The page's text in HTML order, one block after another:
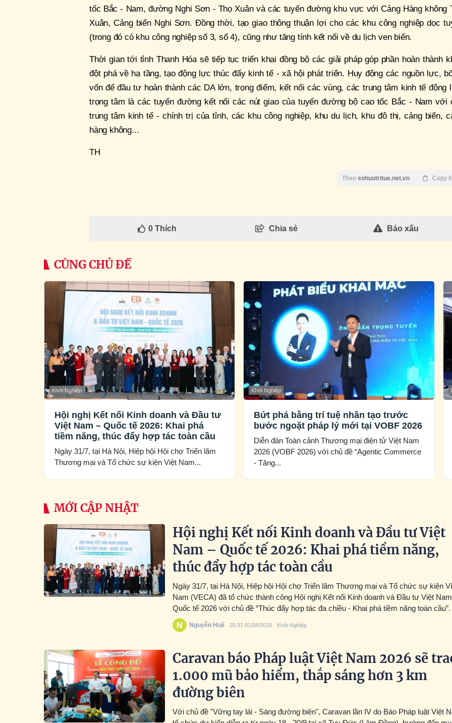
tốc Bắc - Nam, đường Nghi Sơn - Thọ Xuân và các tuyến đường khu vực với Cảng Hàng không
Xuân, Cảng biển Nghi Sơn. Đồng thời, tạo giao thông thuận lợi cho các khu công nghiệp dọc
(trong đó có khu công nghiệp số 3, số 4), cũng như tăng tính kết nối về du lịch ven biển.
Thời gian tới tỉnh Thanh Hóa sẽ tiếp tục triển khai đồng bộ các giải pháp góp phần hoàn thành
đột phá về hạ tầng, tạo động lực thúc đẩy kinh tế - xã hội phát triển. Huy động các nguồn lực,
vốn để đầu tư hoàn thành các DA lớn, trọng điểm, kết nối các vùng, các trung tâm kinh tế động
trọng tâm là các tuyến đường kết nối các nút giao của tuyến đường bộ cao tốc Bắc - Nam với
trung tâm kinh tế - chính trị của tỉnh, các khu công nghiệp, khu du lịch, khu đô thị, cảng biển,
hàng không...
TH
Theo sohuutritue.net.vn Copy
0Thích Chia sẻ Báo xấu
CÙNG CHỦ ĐỀ
Khởi Nghiệp
Hội nghị Kết nối Kinh doanh và Đầu tư
Việt Nam – Quốc tế 2026: Khai phá
tiềm năng, thúc đẩy hợp tác toàn cầu
Ngày 31/7, tại Hà Nội, Hiệp hội Hội chợ Triển lãm
Thương mại và Tổ chức sự kiện Việt Nam...
Khởi Nghiệp
Bứt phá bằng trí tuệ nhân tạo trước
bước ngoặt pháp lý mới tại VOBF 2026
Diễn đàn Toàn cảnh Thương mại điện tử Việt Nam
2026 (VOBF 2026) với chủ đề “Agentic Commerce
- Tăng...
MỚI CẬP NHẬT
Hội nghị Kết nối Kinh doanh và Đầu tư Việt
Nam – Quốc tế 2026: Khai phá tiềm năng,
thúc đẩy hợp tác toàn cầu
Ngày 31/7, tại Hà Nội, Hiệp hội Hội chợ Triển lãm Thương mại và Tổ chức sự kiện
Nam (VECA) đã tổ chức thành công Hội nghị Kết nối Kinh doanh và Đầu tư Việt
Quốc tế 2026 với chủ đề “Thúc đẩy hợp tác đa chiều - Khai phá tiềm năng toàn cầu”.
Nguyễn Huế 20:31 01/08/2026 Khởi Nghiệp
Caravan báo Pháp luật Việt Nam 2026 sẽ
1.000 mũ bảo hiểm, thắp sáng hơn 3 km
đường biên
Với chủ đề "Vững tay lái - Sáng đường biên", Caravan lần IV do Báo Pháp luật Việt